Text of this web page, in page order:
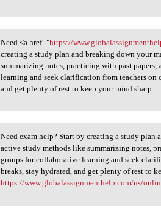
Need <a href="https://www
Need <a href="https://
creating a study plan and breaking down your
summarizing notes, practicing with past
learning and seek clarification from teachers on
and get plenty of rest to keep your mind sharp.
Need exam help? Start by
Need exam help? Start by creating a study
active study methods like summarizing notes,
groups for collaborative learning and seek
breaks, stay hydrated, and get plenty of rest to
https://www.globalassignmenthelp.com/us/